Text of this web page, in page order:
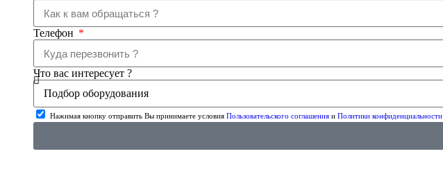
Телефон
Что вас интересует ?
Нажимая кнопку отправить Вы принимаете условия Пользовательского соглашения и Политики конфиденциальности